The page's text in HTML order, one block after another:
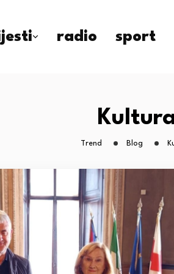
radio sport
Trend Blog